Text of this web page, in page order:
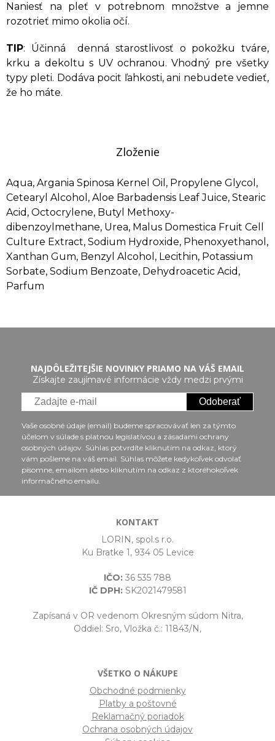
Naniesť na pleť v potrebnom množstve a jemne
rozotrieť mimo okolia očí.
TIP: Účinná denná starostlivosť o pokožku tváre,
krku a dekoltu s UV ochranou. Vhodný pre všetky
typy pleti. Dodáva pocit ľahkosti, ani nebudete vedieť,
že ho máte.
Zloženie
Aqua, Argania Spinosa Kernel Oil, Propylene Glycol,
Cetearyl Alcohol, Aloe Barbadensis Leaf Juice, Stearic
Acid, Octocrylene, Butyl Methoxy-
dibenzoylmethane, Urea, Malus Domestica Fruit Cell
Culture Extract, Sodium Hydroxide, Phenoxyethanol,
Xanthan Gum, Benzyl Alcohol, Lecithin, Potassium
Sorbate, Sodium Benzoate, Dehydroacetic Acid,
Parfum
NAJDÔLEŽITEJŠIE NOVINKY PRIAMO NA VÁŠ EMAIL
Získajte zaujímavé informácie vždy medzi prvými
Odoberať
Vaše osobné údaje (email) budeme spracovávať len za týmto
účelom v súlade s platnou legislatívou a zásadami ochrany
osobných údajov. Súhlas potvrdíte kliknutím na odkaz, ktorý
vám pošleme na váš email. Súhlas môžete kedykoľvek odvolať
písomne, emailom alebo kliknutím na odkaz z ktoréhokoľvek
informačného emailu.
KONTAKT
LORIN, spol.s r.o.
Ku Bratke 1, 934 05 Levice
IČO: 36 535 788
IČ DPH:SK2021479581
Zapísaná v OR vedenom Okresným súdom Nitra,
Oddiel: Sro, Vložka č.: 11843/N,
VŠETKO O NÁKUPE
Obchodné podmienky
Platby a poštovné
Reklamačný poriadok
Ochrana osobných údajov